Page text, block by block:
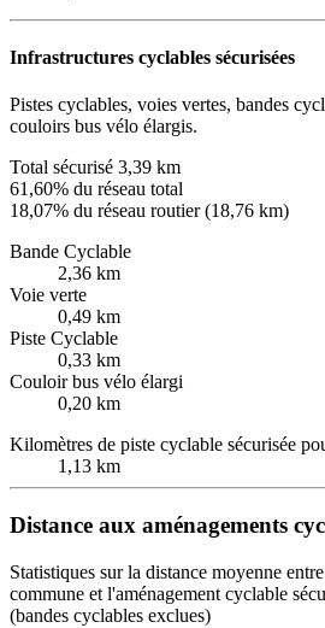
Infrastructures cyclables sécurisées
Pistes cyclables, voies vertes, bandes
couloirs bus vélo élargis.
Total sécurisé 3,39 km
61,60% du réseau total
18,07% du réseau routier (18,76 km)
Bande Cyclable
2,36 km
Voie verte
0,49 km
Piste Cyclable
0,33 km
Couloir bus vélo élargi
0,20 km
Kilomètres de piste cyclable sécurisée
1,13 km
Distance aux aménagements
Statistiques sur la distance moyenne
commune et l'aménagement cyclable
(bandes cyclables exclues)